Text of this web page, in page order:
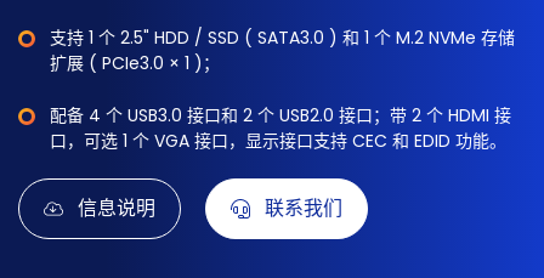
支持 1 个 2.5" HDD / SSD ( SATA3.0 ) 和 1 个 M.2 NVMe 存储
扩展 ( PCIe3.0 × 1 )；
配备 4 个 USB3.0 接口和 2 个 USB2.0 接口；带 2 个 HDMI 接
口，可选 1 个 VGA 接口，显示接口支持 CEC 和 EDID 功能。
信息说明 联系我们